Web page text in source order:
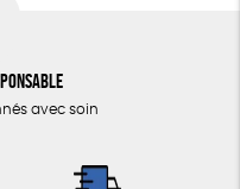
avec soin